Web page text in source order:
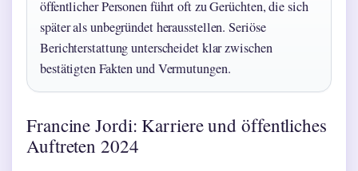
öffentlicher Personen führt oft zu Gerüchten, die sich
später als unbegründet herausstellen. Seriöse
Berichterstattung unterscheidet klar zwischen
bestätigten Fakten und Vermutungen.
Francine Jordi: Karriere und öffentliches
Auftreten 2024